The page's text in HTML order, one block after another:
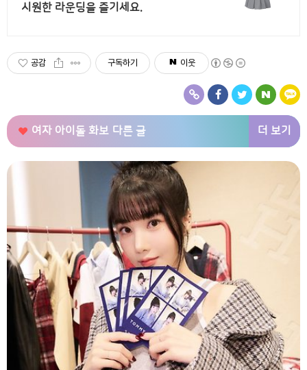
시원한 라운딩을 즐기세요.
공감 구독하기 이웃
여자 아이돌 화보 다른 글 더 보기